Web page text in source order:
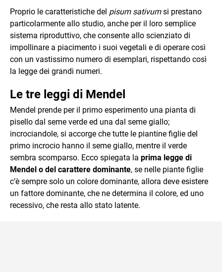
Proprio le caratteristiche del pisum sativumsi prestano
particolarmente allo studio, anche per il loro semplice
sistema riproduttivo, che consente allo scienziato di
impollinare a piacimento i suoi vegetali e di operare così
con un vastissimo numero di esemplari, rispettando così
la legge dei grandi numeri.
Le tre leggi di Mendel
Mendel prende per il primo esperimento una pianta di
pisello dal seme verde ed una dal seme giallo;
incrociandole, si accorge che tutte le piantine figlie del
primo incrocio hanno il seme giallo, mentre il verde
sembra scomparso. Ecco spiegata la prima legge di
Mendel o del carattere dominante, se nelle piante figlie
c’è sempre solo un colore dominante, allora deve esistere
un fattore dominante, che ne determina il colore, ed uno
recessivo, che resta allo stato latente.